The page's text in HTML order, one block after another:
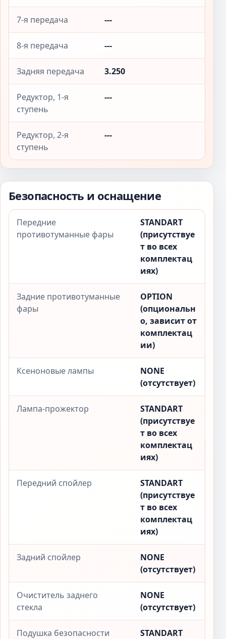
7-я передача ---
8-я передача ---
Задняя передача 3.250
Редуктор, 1-я
ступень
---
Редуктор, 2-я
ступень
---
Безопасность и оснащение
Передние
противотуманные фары
STANDART
(присутствуе
т во всех
комплектац
иях)
Задние противотуманные
фары
OPTION
(опциональн
о, зависит от
комплектац
ии)
Ксеноновые лампы
NONE
(отсутствует)
Лампа-прожектор
STANDART
(присутствуе
т во всех
комплектац
иях)
Передний спойлер
STANDART
(присутствуе
т во всех
комплектац
иях)
Задний спойлер
NONE
(отсутствует)
Очиститель заднего
стекла
NONE
(отсутствует)
Подушка безопасности
STANDART